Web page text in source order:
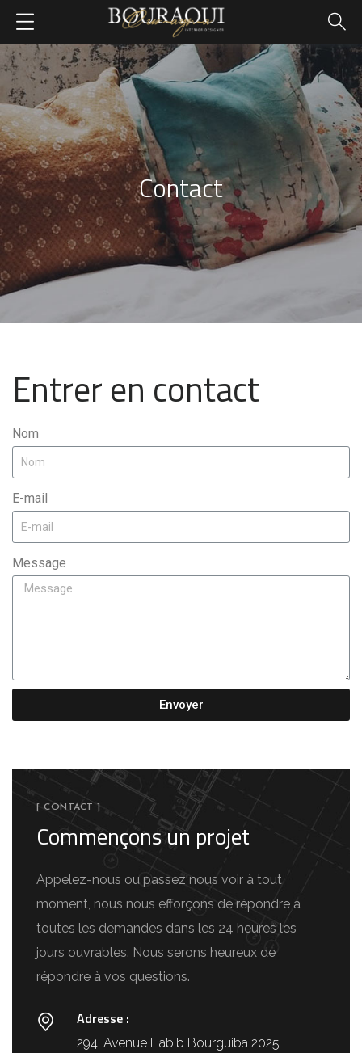
Contact
Entrer en contact
Nom
E-mail
Message
Envoyer
[ CONTACT ]
Commençons un projet
Appelez-nous ou passez nous voir à tout
moment, nous nous efforçons de répondre à
toutes les demandes dans les 24 heures les
jours ouvrables. Nous serons heureux de
répondre à vos questions.
Adresse :
294, Avenue Habib Bourguiba 2025